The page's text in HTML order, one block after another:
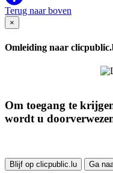
Terug naar boven
×
Omleiding naar
Om toegang te
wordt u
Blijf op clicpublic.lu Ga